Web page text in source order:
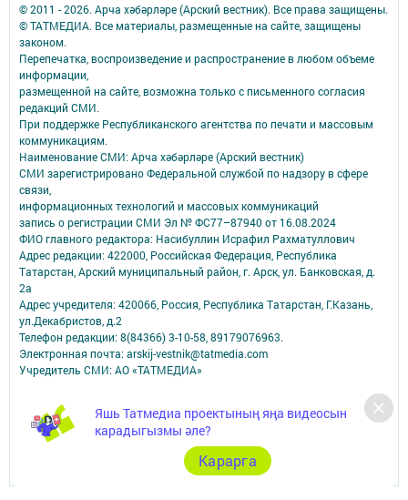
Яшь Татмедиа проектының яңа видеосын
карадыгызмы әле?
Карарга
© 2011 - 2026. Арча хәбәрләре (Арский вестник). Все права защищены.
© ТАТМЕДИА. Все материалы, размещенные на сайте, защищены
законом.
Перепечатка, воспроизведение и распространение в любом объеме
информации,
размещенной на сайте, возможна только с письменного согласия
редакций СМИ.
При поддержке Республиканского агентства по печати и массовым
коммуникациям.
Наименование СМИ: Арча хәбәрләре (Арский вестник)
СМИ зарегистрировано Федеральной службой по надзору в сфере
связи,
информационных технологий и массовых коммуникаций
запись о регистрации СМИ Эл № ФС77–87940 от 16.08.2024
ФИО главного редактора: Насибуллин Исрафил Рахматуллович
Адрес редакции: 422000, Российская Федерация, Республика
Татарстан, Арский муниципальный район, г. Арск, ул. Банковская, д.
2а
Адрес учредителя: 420066, Россия, Республика Татарстан, Г.Казань,
ул.Декабристов, д.2
Телефон редакции: 8(84366) 3-10-58, 89179076963.
Электронная почта: arskij-vestnik@tatmedia.com
Учредитель СМИ: АО «ТАТМЕДИА»
Антикоррупционная политика
АО «ТАТМЕДИА» использует «cookie»для персонализации сервисов и
удобства пользователей сайтом.
Использование «cookie» можно отменить в настройках браузера.
Политика конфиденциальности